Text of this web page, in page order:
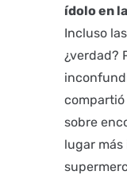
ídolo en
Incluso
¿verdad?
sobre
lugar más